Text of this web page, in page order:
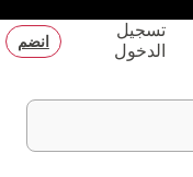
تسجيل
الدخول
انضم